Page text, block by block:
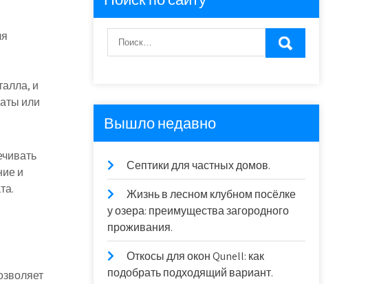
и
или
и
Вышло недавно
Септики для частных домов.
Жизнь в лесном клубном посёлке
у озера: преимущества загородного
проживания.
Откосы для окон Qunell: как
подобрать подходящий вариант.